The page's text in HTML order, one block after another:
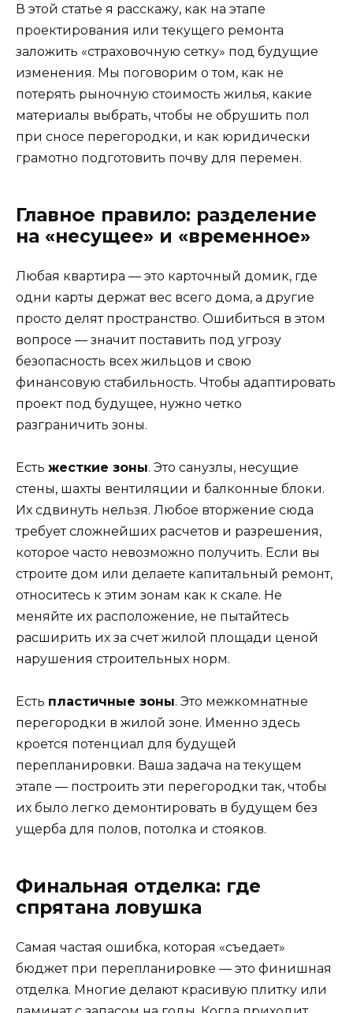
В этой статье я расскажу, как на этапе
проектирования или текущего ремонта
заложить «страховочную сетку» под будущие
изменения. Мы поговорим о том, как не
потерять рыночную стоимость жилья, какие
материалы выбрать, чтобы не обрушить пол
при сносе перегородки, и как юридически
грамотно подготовить почву для перемен.
Главное правило: разделение
на «несущее» и «временное»
Любая квартира — это карточный домик, где
одни карты держат вес всего дома, а другие
просто делят пространство. Ошибиться в этом
вопросе — значит поставить под угрозу
безопасность всех жильцов и свою
финансовую стабильность. Чтобы адаптировать
проект под будущее, нужно четко
разграничить зоны.
Есть жесткие зоны. Это санузлы, несущие
стены, шахты вентиляции и балконные блоки.
Их сдвинуть нельзя. Любое вторжение сюда
требует сложнейших расчетов и разрешения,
которое часто невозможно получить. Если вы
строите дом или делаете капитальный ремонт,
относитесь к этим зонам как к скале. Не
меняйте их расположение, не пытайтесь
расширить их за счет жилой площади ценой
нарушения строительных норм.
Есть пластичные зоны. Это межкомнатные
перегородки в жилой зоне. Именно здесь
кроется потенциал для будущей
перепланировки. Ваша задача на текущем
этапе — построить эти перегородки так, чтобы
их было легко демонтировать в будущем без
ущерба для полов, потолка и стояков.
Финальная отделка: где
спрятана ловушка
Самая частая ошибка, которая «съедает»
бюджет при перепланировке — это финишная
отделка. Многие делают красивую плитку или